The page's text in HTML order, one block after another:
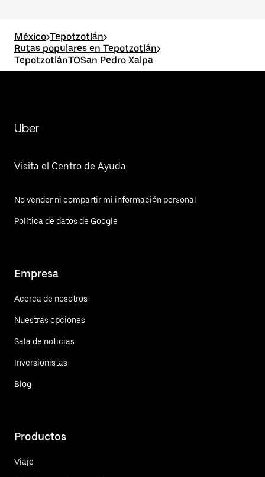
México>Tepotzotlán>
Rutas populares en Tepotzotlán>
TepotzotlánTOSan Pedro Xalpa
Uber
Visita el Centro de Ayuda
No vender ni compartir mi información personal
Política de datos de Google
Empresa
Acerca de nosotros
Nuestras opciones
Sala de noticias
Inversionistas
Blog
Productos
Viaje